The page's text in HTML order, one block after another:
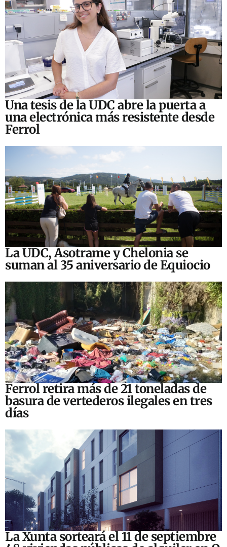
Una tesis de la UDC abre la puerta a
una electrónica más resistente desde
Ferrol
La UDC, Asotrame y Chelonia se
suman al 35 aniversario de Equiocio
Ferrol retira más de 21 toneladas de
basura de vertederos ilegales en tres
días
La Xunta sorteará el 11 de septiembre